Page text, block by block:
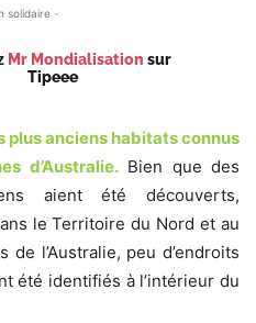
solidaire -
Mr Mondialisation sur
Tipeee
plus anciens habitats connus
d’Australie.Bien que des
aient été découverts,
le Territoire du Nord et au
l’Australie, peu d’endroits
été identifiés à l’intérieur du